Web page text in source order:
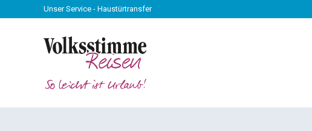
Unser Service - Haustürtransfer